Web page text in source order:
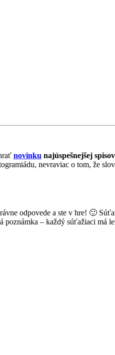
novinku najúspešnejšej
nevraviac o tom, že
odpovede a ste v hre! 🙂
– každý súťažiaci